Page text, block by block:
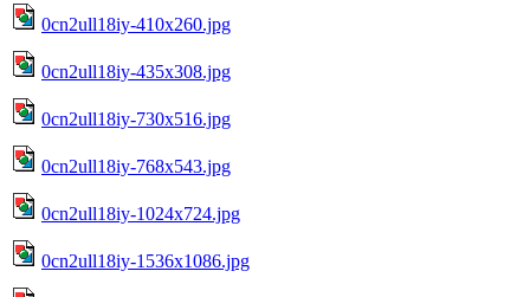
0cn2ull18iy-410x260.jpg
0cn2ull18iy-435x308.jpg
0cn2ull18iy-730x516.jpg
0cn2ull18iy-768x543.jpg
0cn2ull18iy-1024x724.jpg
0cn2ull18iy-1536x1086.jpg